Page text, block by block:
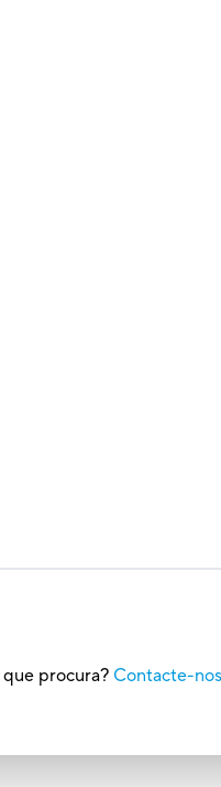
procura? Contacte-